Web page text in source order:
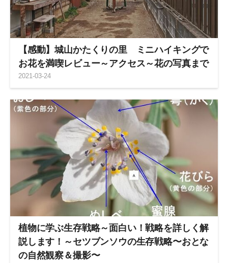
2021-03-24
【感動】城山かたくりの里 ミニハイキングで
お花を満喫レビュー～アクセス～花の写真まで
植物に学ぶ生存戦略～面白い！戦略を詳しく解
説します！～セツブンソウの生存戦略〜おとな
の自然観察＆撮影〜